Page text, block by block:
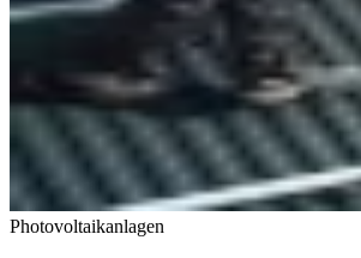
Photovoltaikanlagen